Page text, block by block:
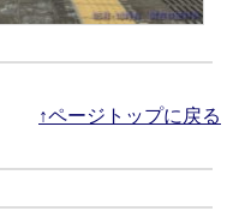
↑ページトップに戻る